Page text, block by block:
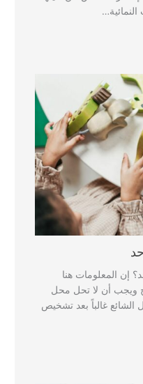
إن المعلومات هنا
ويجب أن لا تحل محل
غالباً بعد تشخيص